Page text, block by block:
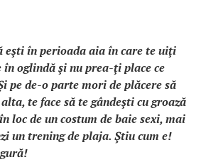
eşti în perioada aia în care te uiţi
oglindă şi nu prea-ţi place ce
pe de-o parte mori de plăcere să
te face să te gândeşti cu groază
loc de un costum de baie sexi, mai
un trening de plaja. Ştiu cum e!